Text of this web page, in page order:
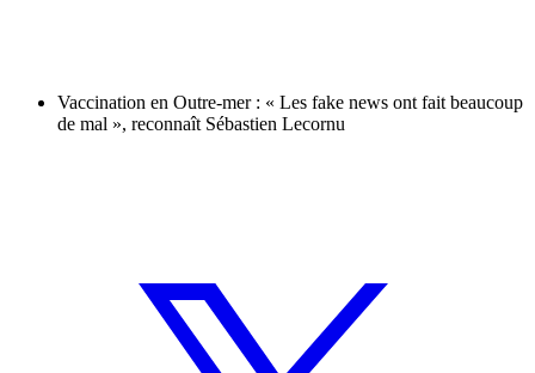
Vaccination en Outre-mer : « Les fake news ont fait beaucoup
de mal », reconnaît Sébastien Lecornu